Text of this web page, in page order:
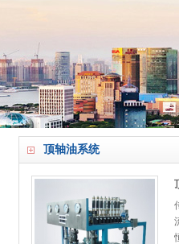
顶轴油系统